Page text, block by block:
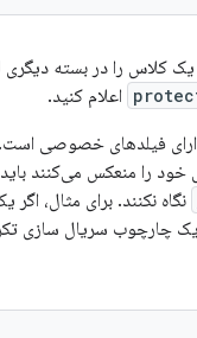
کلاس را در بسته دیگری
اعلام کنید.
فیلدهای خصوصی است.
را منعکس می‌کنند
نگاه نکنند. برای مثال،
چارچوب سریال سازی